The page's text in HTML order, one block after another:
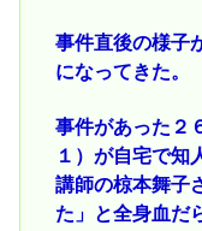
事件直後の様子
になってきた。
事件があった２
１）が自宅で知
講師の椋本舞子
た」と全身血だ